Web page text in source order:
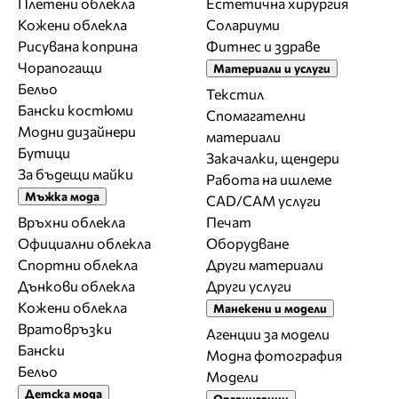
Кожени облекла
Рисувана коприна
Чорапогащи
Бельо
Бански костюми
Модни дизайнери
Бутици
За бъдещи майки
Мъжка мода
Връхни облекла
Официални облекла
Спортни облекла
Дънкови облекла
Кожени облекла
Вратовръзки
Бански
Бельо
Детска мода
Солариуми
Фитнес и здраве
Материали и услуги
Текстил
Спомагателни
материали
Закачалки, щендери
Работа на ишлеме
CAD/CAM услуги
Печат
Оборудване
Други материали
Други услуги
Манекени и модели
Агенции за модели
Модна фотография
Модели